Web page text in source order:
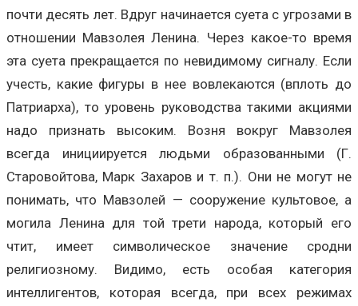
почти десять лет. Вдруг начинается суета с угрозами в
отношении Мавзолея Ленина. Через какое-то время
эта суета прекращается по невидимому сигналу. Если
учесть, какие фигуры в нее вовлекаются (вплоть до
Патриарха), то уровень руководства такими акциями
надо признать высоким. Возня вокруг Мавзолея
всегда инициируется людьми образованными (Г.
Старовойтова, Марк Захаров и т. п.). Они не могут не
понимать, что Мавзолей — сооружение культовое, а
могила Ленина для той трети народа, который его
чтит, имеет символическое значение сродни
религиозному. Видимо, есть особая категория
интеллигентов, которая всегда, при всех режимах